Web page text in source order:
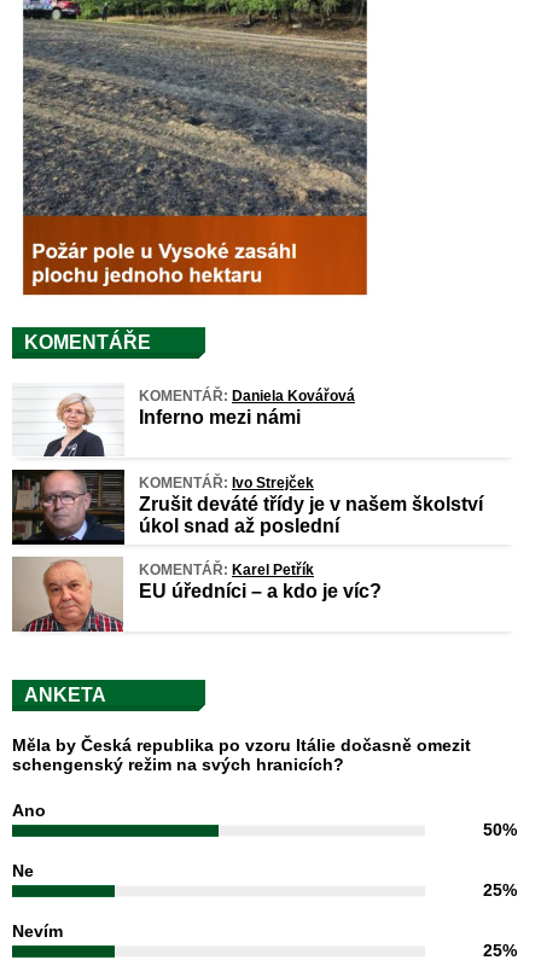
KOMENTÁŘE
KOMENTÁŘ: Daniela Kovářová
Inferno mezi námi
KOMENTÁŘ: Ivo Strejček
Zrušit deváté třídy je v našem školství
úkol snad až poslední
KOMENTÁŘ: Karel Petřík
EU úředníci – a kdo je víc?
ANKETA
Měla by Česká republika po vzoru Itálie dočasně omezit
schengenský režim na svých hranicích?
Ano
50%
Ne
25%
Nevím
25%